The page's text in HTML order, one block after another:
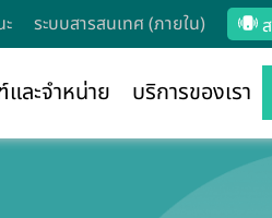
ระบบสารสนเทศ (ภายใน) ส
ละจำหน่าย บริการของเรา